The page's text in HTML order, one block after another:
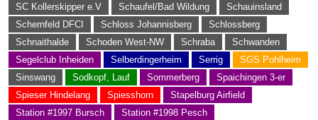
SC Kollerskipper e.V
Schaufel/Bad Wildung
Schauinsland
Schernfeld DFCI
Schloss Johannisberg
Schlossberg
Schnaithalde
Schoden West-NW Schraba
Schwanden
Segelclub Inheiden
Selberdingerheim Serrig
SGS Pohlheim
Sinswang
Sodkopf, Lauf Sommerberg
Spaichingen 3-er
Spieser Hindelang
Spiesshorn
Stapelburg Airfield
Station #1997 Bursch
Station #1998 Pesch